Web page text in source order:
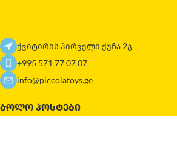
ქვიტირის პირველი ქუჩა 2გ
+995 571 77 07 07
info@piccolatoys.ge
ᲑᲝᲚᲝ ᲞᲝᲡᲢᲔᲑᲘ